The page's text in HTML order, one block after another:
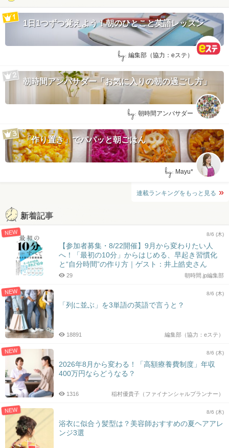
1日1つずつ覚えよう！朝のひとこと英語レッスン
by: 編集部（協力：eステ）
朝時間アンバサダー「お気に入りの朝の過ごし方」
by: 朝時間アンバサダー
「作り置き」でパパッと朝ごはん
by: Mayu*
連載ランキングをもっと見る
新着記事
NEW 8/6 (木)
【参加者募集・8/22開催】9月から変わりたい人
へ！「最初の10分」からはじめる、早起き習慣化
と“自分時間”の作り方｜ゲスト：井上皓史さん
朝時間.jp編集部
29
NEW 8/6 (木)
「列に並ぶ」を3単語の英語で言うと？
編集部（協力：eステ）
18891
NEW 8/6 (木)
2026年8月から変わる！「高額療養費制度」年収
400万円ならどうなる？
稲村優貴子（ファイナンシャルプランナー）
1316
NEW 8/6 (木)
浴衣に似合う髪型は？美容師おすすめの夏ヘアアレ
ンジ3選